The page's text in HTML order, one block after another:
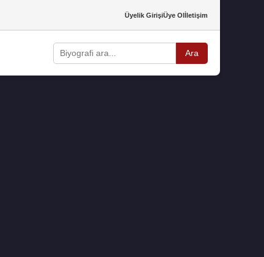
Üyelik GirişiÜye Olİletişim
Ara